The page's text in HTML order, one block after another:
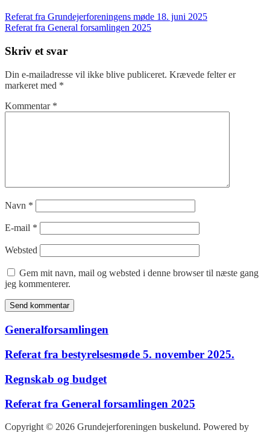
Referat fra Grundejerforeningens møde 18. juni 2025
Referat fra General forsamlingen 2025
Skriv et svar
Din e-mailadresse vil ikke blive publiceret. Krævede felter er
markeret med *
Kommentar *
Navn *
E-mail *
Websted
Gem mit navn, mail og websted i denne browser til næste gang
jeg kommenterer.
Generalforsamlingen
Referat fra bestyrelsesmøde 5. november 2025.
Regnskab og budget
Referat fra General forsamlingen 2025
Copyright © 2026 Grundejerforeningen buskelund. Powered by